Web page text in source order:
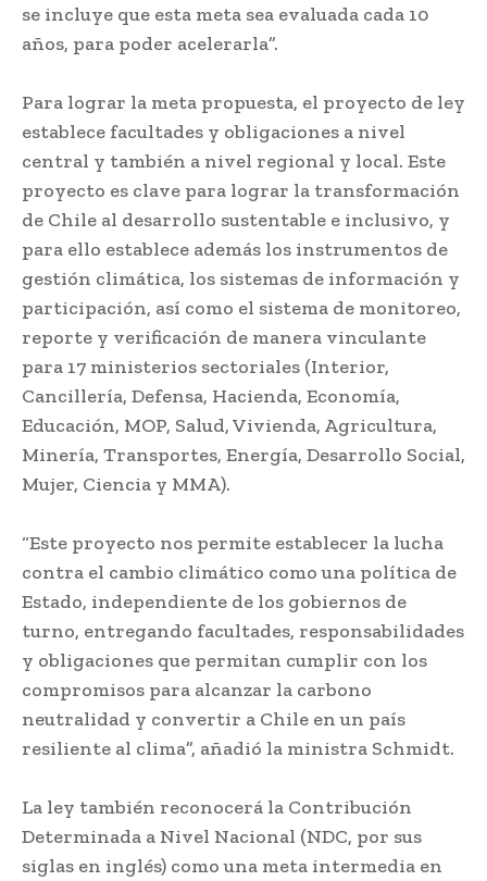
se incluye que esta meta sea evaluada cada 10
años, para poder acelerarla”.
Para lograr la meta propuesta, el proyecto de ley
establece facultades y obligaciones a nivel
central y también a nivel regional y local. Este
proyecto es clave para lograr la transformación
de Chile al desarrollo sustentable e inclusivo, y
para ello establece además los instrumentos de
gestión climática, los sistemas de información y
participación, así como el sistema de monitoreo,
reporte y verificación de manera vinculante
para 17 ministerios sectoriales (Interior,
Cancillería, Defensa, Hacienda, Economía,
Educación, MOP, Salud, Vivienda, Agricultura,
Minería, Transportes, Energía, Desarrollo Social,
Mujer, Ciencia y MMA).
“Este proyecto nos permite establecer la lucha
contra el cambio climático como una política de
Estado, independiente de los gobiernos de
turno, entregando facultades, responsabilidades
y obligaciones que permitan cumplir con los
compromisos para alcanzar la carbono
neutralidad y convertir a Chile en un país
resiliente al clima”, añadió la ministra Schmidt.
La ley también reconocerá la Contribución
Determinada a Nivel Nacional (NDC, por sus
siglas en inglés) como una meta intermedia en